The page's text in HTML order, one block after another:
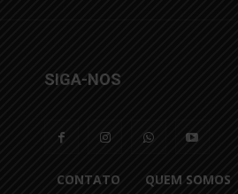
SIGA-NOS
CONTATO QUEM SOMOS